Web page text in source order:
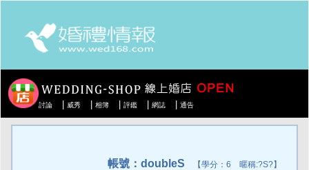
討論 威秀 相簿 評鑑 網誌 通告
帳號：doubleS 【學分：6 暱稱:?S?】